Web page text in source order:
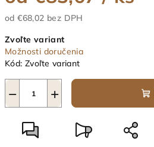
od€68,02 bez DPH
cena:
Zvoľte variant
Možnosti doručenia
Kód: Zvoľte variant
+
−